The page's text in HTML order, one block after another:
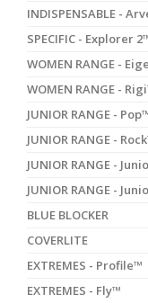
INDISPENSABLE -
SPECIFIC - Explorer
WOMEN RANGE -
WOMEN RANGE -
JUNIOR RANGE -
JUNIOR RANGE -
JUNIOR RANGE -
JUNIOR RANGE -
BLUE BLOCKER
COVERLITE
EXTREMES - Profile™
EXTREMES - Fly™